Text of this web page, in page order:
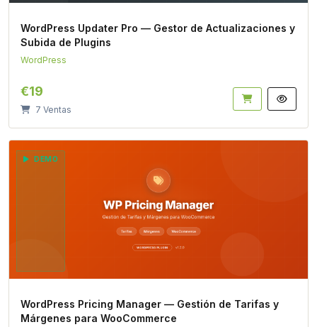
WordPress Updater Pro — Gestor de Actualizaciones y
Subida de Plugins
WordPress
€19
7 Ventas
DEMO
WordPress Pricing Manager — Gestión de Tarifas y
Márgenes para WooCommerce